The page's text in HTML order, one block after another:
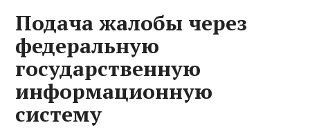
Подача жалобы через
федеральную
государственную
информационную
систему